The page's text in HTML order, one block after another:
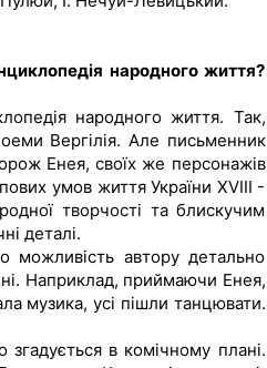
народного життя?
народного життя. Так,
Вергілія. Але письменник
Енея, своїх же персонажів
умов життя України XVIII -
творчості та блискучим
деталі.
автору детально
Наприклад, приймаючи Енея,
музика, усі пішли танцювати.
в комічному плані.